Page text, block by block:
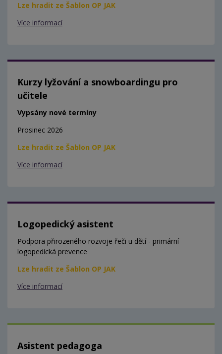
Lze hradit ze Šablon OP JAK
Více informací
Kurzy lyžování a snowboardingu pro
učitele
Vypsány nové termíny
Prosinec 2026
Lze hradit ze Šablon OP JAK
Více informací
Logopedický asistent
Podpora přirozeného rozvoje řeči u dětí - primární
logopedická prevence
Lze hradit ze Šablon OP JAK
Více informací
Asistent pedagoga